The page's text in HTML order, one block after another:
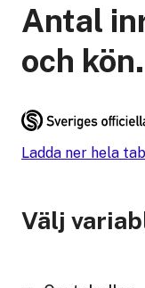
Antal
och
Ladda ner hela
Välj